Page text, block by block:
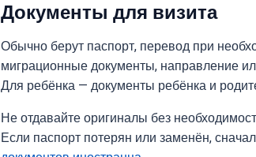
Документы для визита
Обычно берут паспорт, перевод при
миграционные документы, направление
Для ребёнка — документы ребёнка и
Не отдавайте оригиналы без
Если паспорт потерян или заменён,